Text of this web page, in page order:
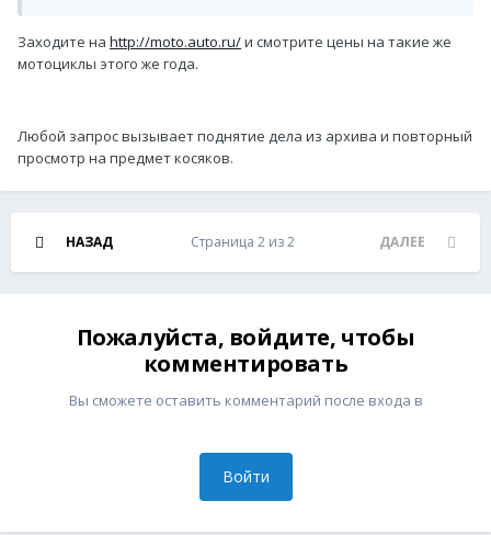
Заходите на http://moto.auto.ru/и смотрите цены на такие же
мотоциклы этого же года.
Любой запрос вызывает поднятие дела из архива и повторный
просмотр на предмет косяков.
НАЗАД ДАЛЕЕ
Страница 2 из 2
Пожалуйста, войдите, чтобы
комментировать
Вы сможете оставить комментарий после входа в
Войти